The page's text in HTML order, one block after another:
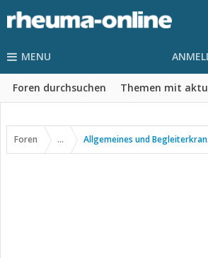
MENU
Foren durchsuchen Themen mit
Foren ... Allgemeines und